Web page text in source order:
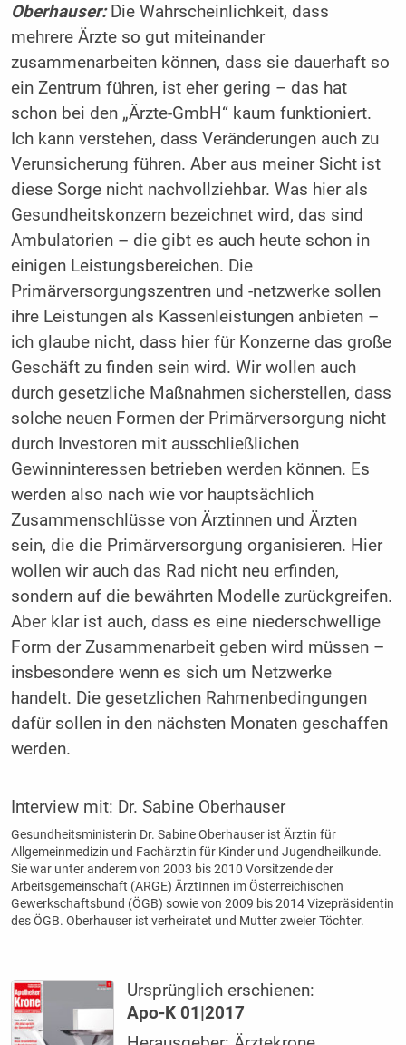
Oberhauser:Die Wahrscheinlichkeit, dass
mehrere Ärzte so gut miteinander
zusammenarbeiten können, dass sie dauerhaft so
ein Zentrum führen, ist eher gering – das hat
schon bei den „Ärzte-GmbH“ kaum funktioniert.
Ich kann verstehen, dass Veränderungen auch zu
Verunsicherung führen. Aber aus meiner Sicht ist
diese Sorge nicht nachvollziehbar. Was hier als
Gesundheitskonzern bezeichnet wird, das sind
Ambulatorien – die gibt es auch heute schon in
einigen Leistungsbereichen. Die
Primärversorgungszentren und -netzwerke sollen
ihre Leistungen als Kassenleistungen anbieten –
ich glaube nicht, dass hier für Konzerne das große
Geschäft zu finden sein wird. Wir wollen auch
durch gesetzliche Maßnahmen sicherstellen, dass
solche neuen Formen der Primärversorgung nicht
durch Investoren mit ausschließlichen
Gewinninteressen betrieben werden können. Es
werden also nach wie vor hauptsächlich
Zusammenschlüsse von Ärztinnen und Ärzten
sein, die die Primärversorgung organisieren. Hier
wollen wir auch das Rad nicht neu erfinden,
sondern auf die bewährten Modelle zurückgreifen.
Aber klar ist auch, dass es eine niederschwellige
Form der Zusammenarbeit geben wird müssen –
insbesondere wenn es sich um Netzwerke
handelt. Die gesetzlichen Rahmenbedingungen
dafür sollen in den nächsten Monaten geschaffen
werden.
Interview mit: Dr. Sabine Oberhauser
Gesundheitsministerin Dr. Sabine Oberhauser ist Ärztin für
Allgemeinmedizin und Fachärztin für Kinder und Jugendheilkunde.
Sie war unter anderem von 2003 bis 2010 Vorsitzende der
Arbeitsgemeinschaft (ARGE) ÄrztInnen im Österreichischen
Gewerkschaftsbund (ÖGB) sowie von 2009 bis 2014 Vizepräsidentin
des ÖGB. Oberhauser ist verheiratet und Mutter zweier Töchter.
Ursprünglich erschienen:
Apo-K 01|2017